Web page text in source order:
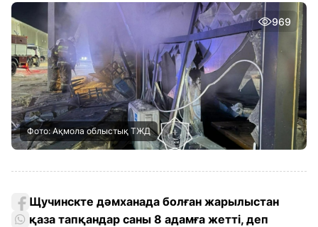
969
Фото: Ақмола облыстық ТЖД
Щучинскте дәмханада болған жарылыстан
қаза тапқандар саны 8 адамға жетті, деп